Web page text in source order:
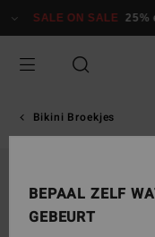
naar
SALE ON SALE 25%
Bikini Broekjes
BEPAAL ZELF
GEBEURT